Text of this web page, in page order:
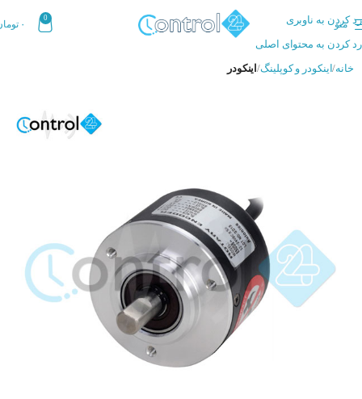
رد کردن به ناوبری
رد کردن به محتوای اصلی
منو
0
۰
خانه اینکودر و کوپلینگ اینکودر